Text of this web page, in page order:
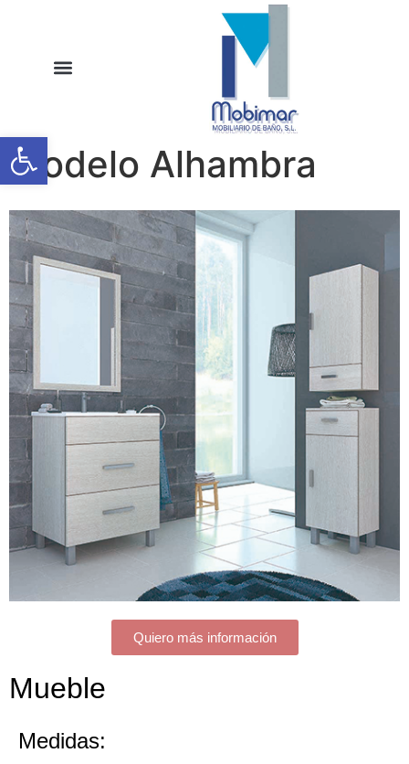
Abrir barra de herramientas
Modelo Alhambra
Quiero más información
Mueble
Medidas: